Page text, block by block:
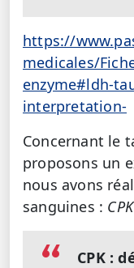
https://
medicales/
enzyme#ldh-
interpretation-
Concernant le
proposons un
nous avons
sanguines :
CPK :